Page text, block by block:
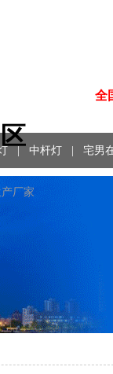
厂家
全
中杆灯 宅男